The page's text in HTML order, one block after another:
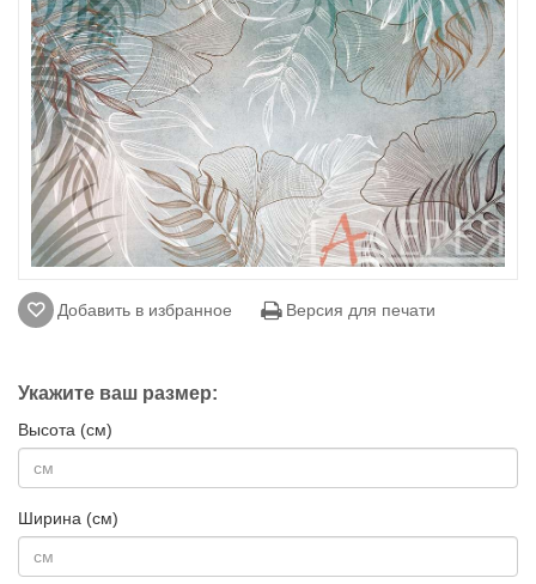
Добавить в избранное Версия для печати
Укажите ваш размер:
Высота (см)
Ширина (см)